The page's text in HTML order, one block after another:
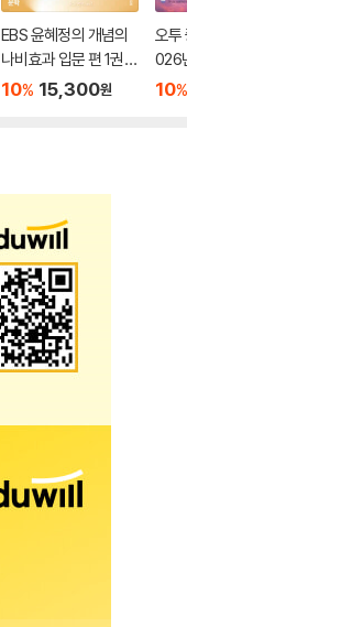
EBS 윤혜정의 개념의
나비효과 입문 편 1권
문학 (2026년용)
10% 15,300원
오투 중학 과학 2-2 (2
026년)
10%